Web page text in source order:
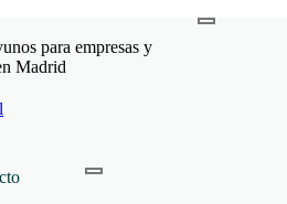
para empresas y
Madrid